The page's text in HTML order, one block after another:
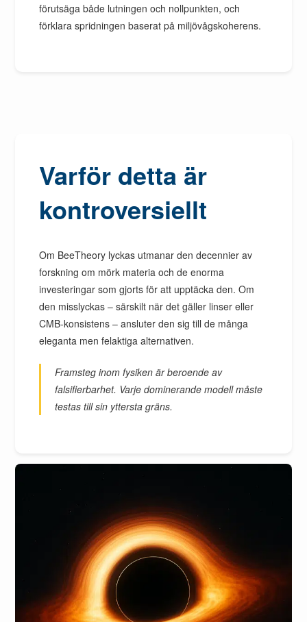
förutsäga både lutningen och nollpunkten, och
förklara spridningen baserat på miljövågskoherens.
Varför detta är
kontroversiellt
Om BeeTheory lyckas utmanar den decennier av
forskning om mörk materia och de enorma
investeringar som gjorts för att upptäcka den. Om
den misslyckas – särskilt när det gäller linser eller
CMB-konsistens – ansluter den sig till de många
eleganta men felaktiga alternativen.
Framsteg inom fysiken är beroende av
falsifierbarhet. Varje dominerande modell måste
testas till sin yttersta gräns.